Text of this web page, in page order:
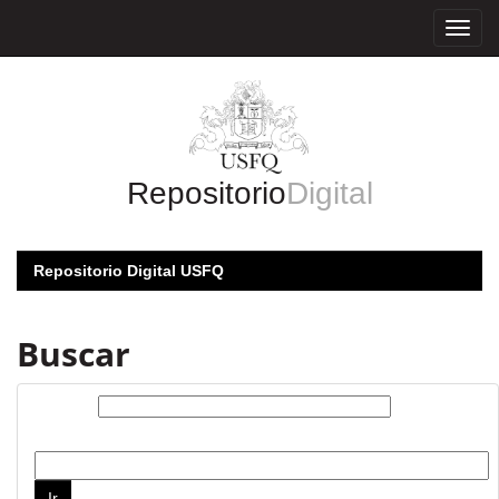
RepositorioDigital
Repositorio Digital USFQ
Buscar